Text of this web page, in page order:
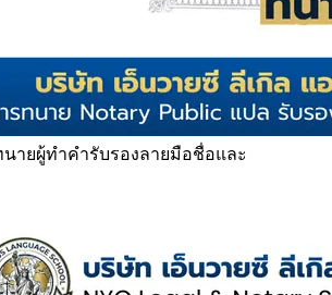
นายผู้ทำคำรับรองลายมือชื่อและ